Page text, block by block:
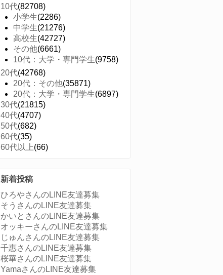
10代(82708)
小学生(2286)
中学生(21276)
高校生(42727)
その他(6661)
10代：大学・専門学生(9758)
20代(42768)
20代：その他(35871)
20代：大学・専門学生(6897)
30代(21815)
40代(4707)
50代(682)
60代(35)
60代以上(66)
新着投稿
ひろやさんのLINE友達募集
そうさんのLINE友達募集
かいとさんのLINE友達募集
オッキーさんのLINE友達募集
じゅんさんのLINE友達募集
千惠さんのLINE友達募集
桜華さんのLINE友達募集
YamaさんのLINE友達募集